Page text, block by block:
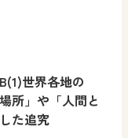
世界各地の
所」や「人間と
た追究